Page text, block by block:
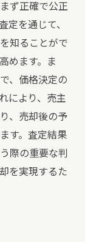
ず正確で公正
定を通じて、
知ることがで
めます。ま
、価格決定の
により、売主
、売却後の予
す。査定結果
際の重要な判
を実現するた